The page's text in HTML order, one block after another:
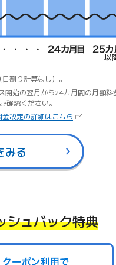
割り計算なし）。
開始の翌月から24カ月間の月額料
確認ください。
金改定の詳細はこちら （新しいタ
みる
シュバック特典